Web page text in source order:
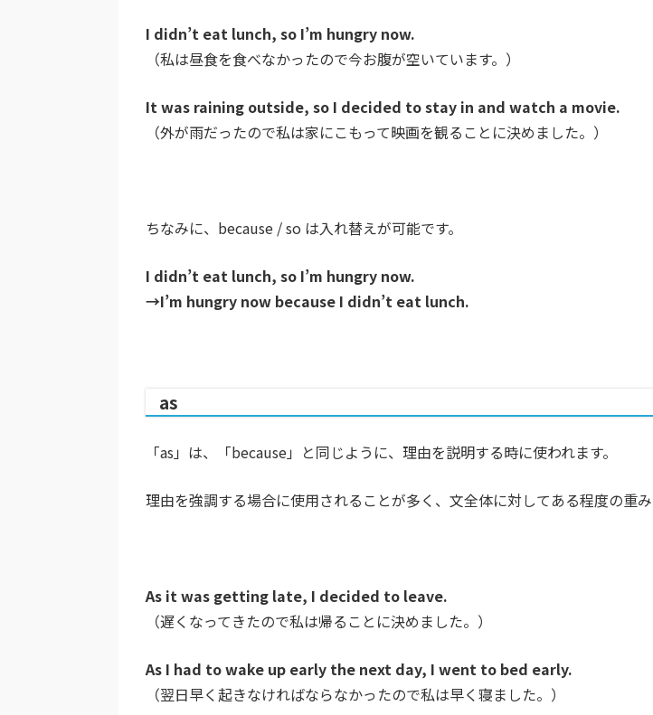
I didn’t eat lunch, so I’m hungry now.
（私は昼食を食べなかったので今お腹が空いています。）
It was raining outside, so I decided to stay in and watch a movie.
（外が雨だったので私は家にこもって映画を観ることに決めました。）
ちなみに、because / so は入れ替えが可能です。
I didn’t eat lunch, so I’m hungry now.
→I’m hungry now because I didn’t eat lunch.
as
「as」は、「because」と同じように、理由を説明する時に使われます。
理由を強調する場合に使用されることが多く、文全体に対してある程度の重み
As it was getting late, I decided to leave.
（遅くなってきたので私は帰ることに決めました。）
As I had to wake up early the next day, I went to bed early.
（翌日早く起きなければならなかったので私は早く寝ました。）